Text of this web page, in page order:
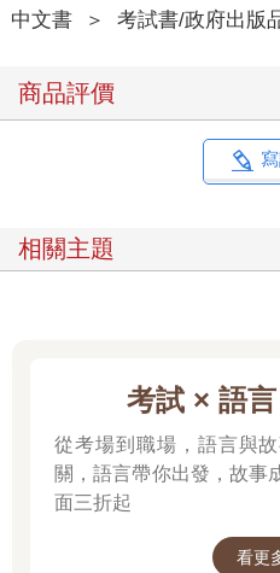
中文書 ＞ 考試書/政府出版
商品評價
相關主題
考試 × 語
從考場到職場，語言與
關，語言帶你出發，故事成就影響
面三折起
看更